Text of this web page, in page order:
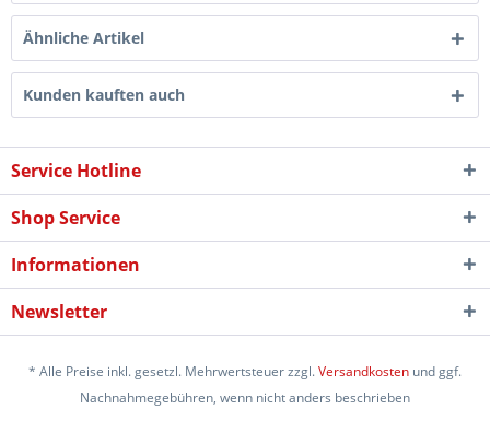
Ähnliche Artikel
Kunden kauften auch
Service Hotline
Shop Service
Informationen
Newsletter
* Alle Preise inkl. gesetzl. Mehrwertsteuer zzgl.Versandkosten und ggf.
Nachnahmegebühren, wenn nicht anders beschrieben